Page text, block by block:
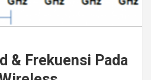
& Frekuensi Pada